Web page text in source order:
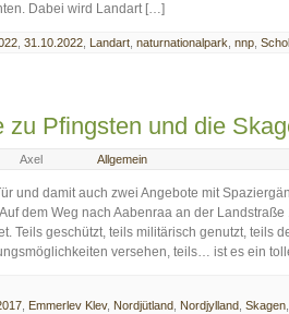
Dabei wird Landart […]
31.10.2022 Landart naturnationalpark nnp
zu Pfingsten und die
Axel Allgemein
und damit auch zwei Angebote mit
dem Weg nach Aabenraa an der
Teils geschützt, teils militärisch genutzt, teils
versehen, teils… ist es ein
Emmerlev Klev, Nordjütland Nordjylland Skagen